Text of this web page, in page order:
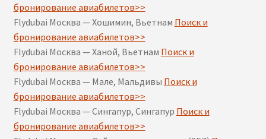
бронирование авиабилетов>>
Flydubai Москва — Хошимин, Вьетнам Поиск и
бронирование авиабилетов>>
Flydubai Москва — Ханой, Вьетнам Поиск и
бронирование авиабилетов>>
Flydubai Москва — Мале, Мальдивы Поиск и
бронирование авиабилетов>>
Flydubai Москва — Сингапур, Сингапур Поиск и
бронирование авиабилетов>>